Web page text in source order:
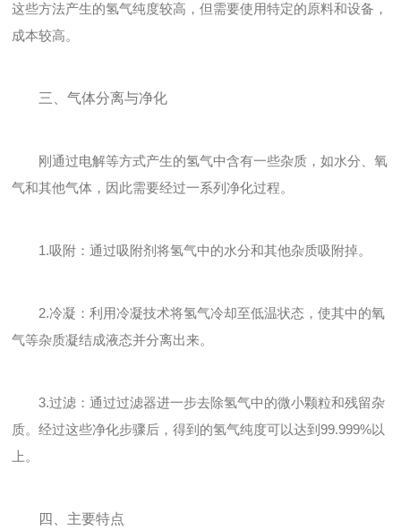
这些方法产生的氢气纯度较高，但需要使用特定的原料和设备，
成本较高。
三、气体分离与净化
刚通过电解等方式产生的氢气中含有一些杂质，如水分、氧
气和其他气体，因此需要经过一系列净化过程。
1.吸附：通过吸附剂将氢气中的水分和其他杂质吸附掉。
2.冷凝：利用冷凝技术将氢气冷却至低温状态，使其中的氧
气等杂质凝结成液态并分离出来。
3.过滤：通过过滤器进一步去除氢气中的微小颗粒和残留杂
质。经过这些净化步骤后，得到的氢气纯度可以达到99.999%以
上。
四、主要特点